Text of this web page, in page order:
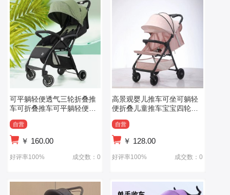
可平躺轻便透气三轮折叠推
车可折叠推车可平躺轻便透
自营
￥ 160.00
好评率100% 成交数：0
高景观婴儿推车可坐可躺轻
便折叠儿童推车宝宝四轮口
自营
￥ 128.00
好评率100% 成交数：0